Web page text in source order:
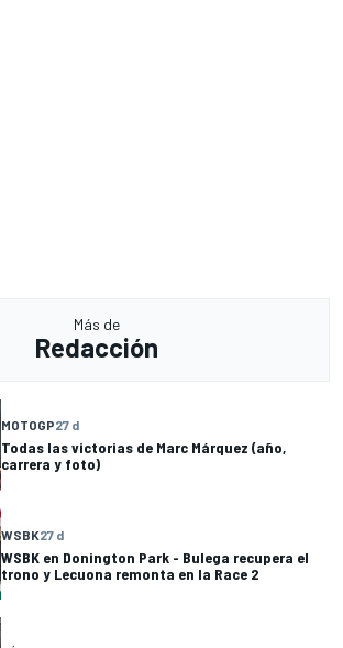
Más de
Redacción
MOTOGP27 d
Todas las victorias de Marc Márquez (año,
carrera y foto)
WSBK27 d
WSBK en Donington Park - Bulega recupera el
trono y Lecuona remonta en la Race 2